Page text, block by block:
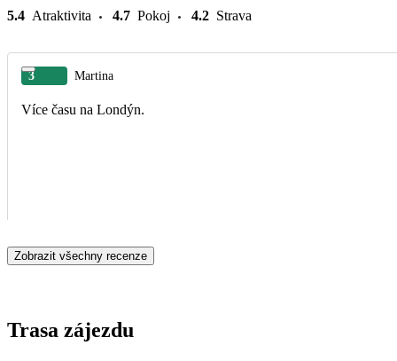
5.4 Atraktivita 4.7 Pokoj 4.2 Strava
3 Martina
Více času na Londýn.
Zobrazit všechny recenze
Trasa zájezdu